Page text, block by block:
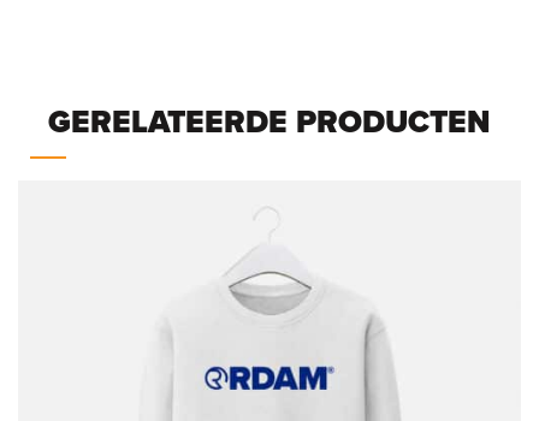
GERELATEERDE PRODUCTEN